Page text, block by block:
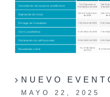
NUEVO
MAYO 22, 2025